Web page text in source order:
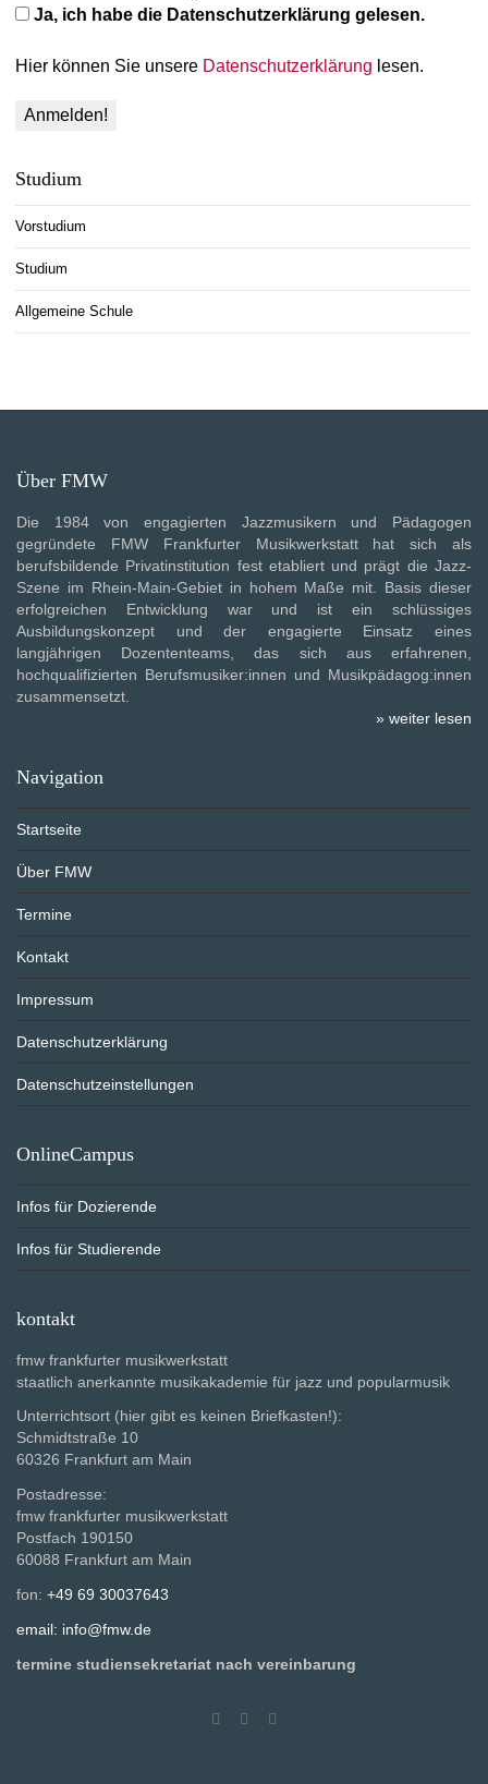
Ja, ich habe die Datenschutzerklärung gelesen.
Hier können Sie unsere Datenschutzerklärung lesen.
Studium
Vorstudium
Studium
Allgemeine Schule
Über FMW
Die 1984 von engagierten Jazzmusikern und Pädagogen
gegründete FMW Frankfurter Musikwerkstatt hat sich als
berufsbildende Privatinstitution fest etabliert und prägt die Jazz-
Szene im Rhein-Main-Gebiet in hohem Maße mit. Basis dieser
erfolgreichen Entwicklung war und ist ein schlüssiges
Ausbildungskonzept und der engagierte Einsatz eines
langjährigen Dozententeams, das sich aus erfahrenen,
hochqualifizierten Berufsmusiker:innen und Musikpädagog:innen
zusammensetzt.
» weiter lesen
Navigation
Startseite
Über FMW
Termine
Kontakt
Impressum
Datenschutzerklärung
Datenschutzeinstellungen
OnlineCampus
Infos für Dozierende
Infos für Studierende
kontakt
fmw frankfurter musikwerkstatt
staatlich anerkannte musikakademie für jazz und popularmusik
Unterrichtsort (hier gibt es keinen Briefkasten!):
Schmidtstraße 10
60326 Frankfurt am Main
Postadresse:
fmw frankfurter musikwerkstatt
Postfach 190150
60088 Frankfurt am Main
fon: +49 69 30037643
email: info@fmw.de
termine studiensekretariat nach vereinbarung